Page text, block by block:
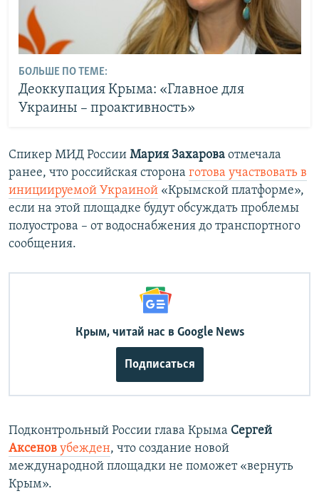
БОЛЬШЕ ПО ТЕМЕ:
Деоккупация Крыма: «Главное для
Украины – проактивность»
Спикер МИД России Мария Захарова отмечала
ранее, что российская сторона готова участвовать в
инициируемой Украиной «Крымской платформе»,
если на этой площадке будут обсуждать проблемы
полуострова – от водоснабжения до транспортного
сообщения.
Крым, читай нас в Google News
Подписаться
Подконтрольный России глава Крыма Сергей
Аксенов убежден, что создание новой
международной площадки не поможет «вернуть
Крым».